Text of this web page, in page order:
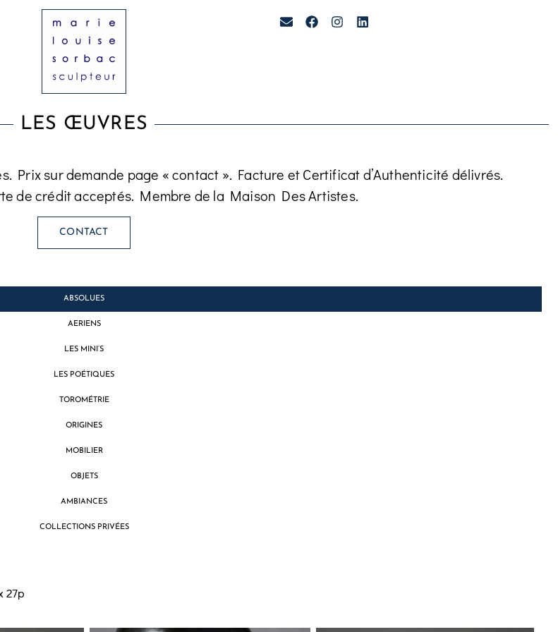
LES ŒUVRES
Prix sur demande page « contact ». Facture et Certificat d’Authenticité délivrés.
de crédit acceptés. Membre de la Maison Des Artistes.
CONTACT
ABSOLUES
AERIENS
LES MINI’S
LES POÉTIQUES
TOROMÉTRIE
ORIGINES
MOBILIER
OBJETS
AMBIANCES
COLLECTIONS PRIVÉES
27p